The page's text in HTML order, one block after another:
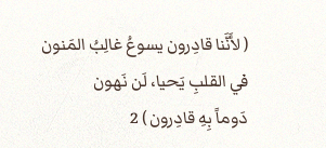
( لأَنَّنا قادِرون يسوعُ غالِبُ المَنون
في القلبِ يَحيا، لَن نَهون
دَوماً بِهِ قادِرون ) 2